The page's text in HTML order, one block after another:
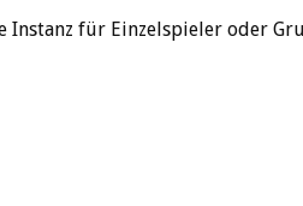
für Einzelspieler oder